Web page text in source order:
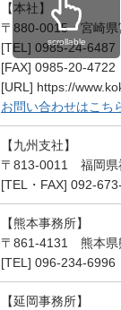
【本社】
〒880-0015 宮崎県
[TEL] 0985-24-6487
[FAX] 0985-20-4722
[URL] https://
お問い合わせはこち
【九州支社】
〒813-0011 福岡県
[TEL・FAX] 092-
【熊本事務所】
〒861-4131 熊本県
[TEL] 096-234-
【延岡事務所】
scrollable